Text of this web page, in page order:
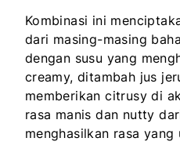
Kombinasi ini
dari masing-masing
dengan susu yang
creamy, ditambah jus
memberikan citrusy di
rasa manis dan nutty
menghasilkan rasa yang